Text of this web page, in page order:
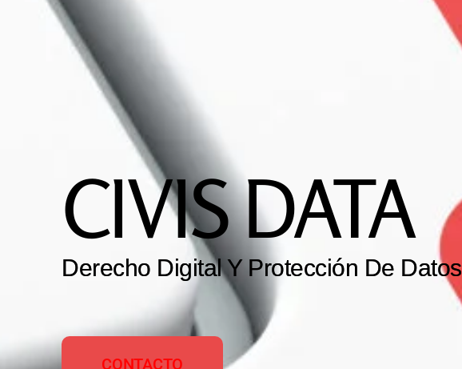
CIVIS DATA
Derecho Digital Y Protección De Datos
CONTACTO